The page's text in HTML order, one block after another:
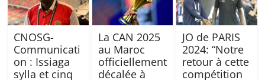
CNOSG-
Communicati
on : Issiaga
sylla et cinq
La CAN 2025
au Maroc
officiellement
décalée à
JO de PARIS
2024: “Notre
retour à cette
compétition